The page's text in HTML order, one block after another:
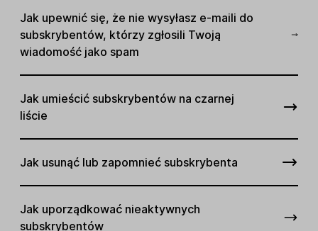
Jak upewnić się, że nie wysyłasz e-maili do
subskrybentów, którzy zgłosili Twoją
wiadomość jako spam
Jak umieścić subskrybentów na czarnej
liście
Jak usunąć lub zapomnieć subskrybenta
Jak uporządkować nieaktywnych
subskrybentów